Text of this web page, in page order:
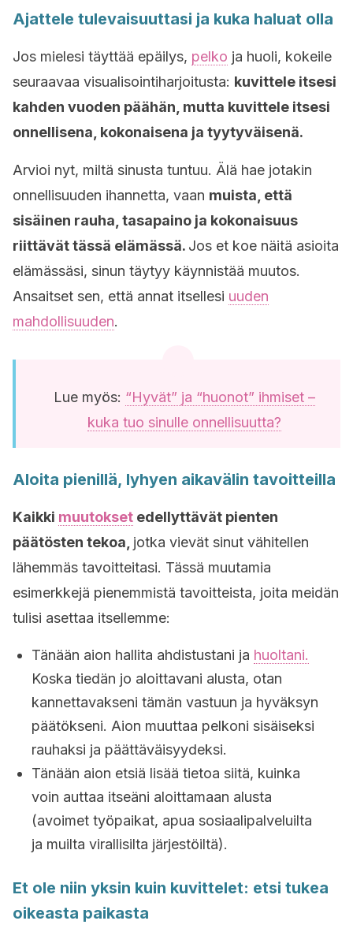
Ajattele tulevaisuuttasi ja kuka haluat olla
Jos mielesi täyttää epäilys, pelko ja huoli, kokeile
seuraavaa visualisointiharjoitusta: kuvittele itsesi
kahden vuoden päähän, mutta kuvittele itsesi
onnellisena, kokonaisena ja tyytyväisenä.
Arvioi nyt, miltä sinusta tuntuu. Älä hae jotakin
onnellisuuden ihannetta, vaan muista, että
sisäinen rauha, tasapaino ja kokonaisuus
riittävät tässä elämässä. Jos et koe näitä asioita
elämässäsi, sinun täytyy käynnistää muutos.
Ansaitset sen, että annat itsellesi uuden
mahdollisuuden.
Lue myös: “Hyvät” ja “huonot” ihmiset –
kuka tuo sinulle onnellisuutta?
Aloita pienillä, lyhyen aikavälin tavoitteilla
Kaikki muutokset edellyttävät pienten
päätösten tekoa, jotka vievät sinut vähitellen
lähemmäs tavoitteitasi. Tässä muutamia
esimerkkejä pienemmistä tavoitteista, joita meidän
tulisi asettaa itsellemme:
Tänään aion hallita ahdistustani ja huoltani.
Koska tiedän jo aloittavani alusta, otan
kannettavakseni tämän vastuun ja hyväksyn
päätökseni. Aion muuttaa pelkoni sisäiseksi
rauhaksi ja päättäväisyydeksi.
Tänään aion etsiä lisää tietoa siitä, kuinka
voin auttaa itseäni aloittamaan alusta
(avoimet työpaikat, apua sosiaalipalveluilta
ja muilta virallisilta järjestöiltä).
Et ole niin yksin kuin kuvittelet: etsi tukea
oikeasta paikasta